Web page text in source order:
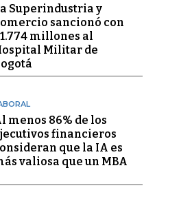
Superindustria y
sancionó con
millones al
Militar de
menos 86% de los
financieros
que la IA es
valiosa que un MBA